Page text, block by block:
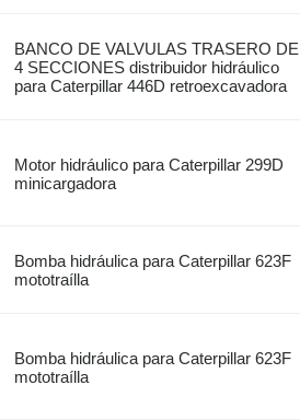
BANCO DE VALVULAS TRASERO DE
4 SECCIONES distribuidor hidráulico
para Caterpillar 446D retroexcavadora
Motor hidráulico para Caterpillar 299D
minicargadora
Bomba hidráulica para Caterpillar 623F
mototraílla
Bomba hidráulica para Caterpillar 623F
mototraílla